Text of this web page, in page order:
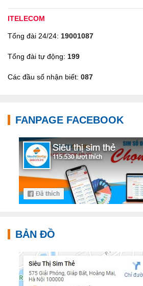
ITELECOM
Tổng đài 24/24: 19001087
Tổng đài tự động: 199
Các đầu số nhận biết: 087
FANPAGE FACEBOOK
BẢN ĐỒ